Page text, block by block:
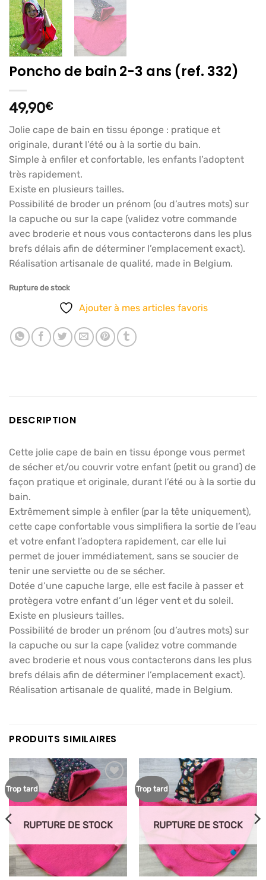
Poncho de bain 2-3 ans (ref. 332)
49,90€
Jolie cape de bain en tissu éponge : pratique et
originale, durant l’été ou à la sortie du bain.
Simple à enfiler et confortable, les enfants l’adoptent
très rapidement.
Existe en plusieurs tailles.
Possibilité de broder un prénom (ou d’autres mots) sur
la capuche ou sur la cape (validez votre commande
avec broderie et nous vous contacterons dans les plus
brefs délais afin de déterminer l’emplacement exact).
Réalisation artisanale de qualité, made in Belgium.
Rupture de stock
Ajouter à mes articles favoris
DESCRIPTION
Cette jolie cape de bain en tissu éponge vous permet
de sécher et/ou couvrir votre enfant (petit ou grand) de
façon pratique et originale, durant l’été ou à la sortie du
bain.
Extrêmement simple à enfiler (par la tête uniquement),
cette cape confortable vous simplifiera la sortie de l’eau
et votre enfant l’adoptera rapidement, car elle lui
permet de jouer immédiatement, sans se soucier de
tenir une serviette ou de se sécher.
Dotée d’une capuche large, elle est facile à passer et
protègera votre enfant d’un léger vent et du soleil.
Existe en plusieurs tailles.
Possibilité de broder un prénom (ou d’autres mots) sur
la capuche ou sur la cape (validez votre commande
avec broderie et nous vous contacterons dans les plus
brefs délais afin de déterminer l’emplacement exact).
Réalisation artisanale de qualité, made in Belgium.
PRODUITS SIMILAIRES
Trop tard
Ajouter
à mes
articles
RUPTURE DE STOCK
Trop tard
Ajouter
à mes
articles
RUPTURE DE STOCK